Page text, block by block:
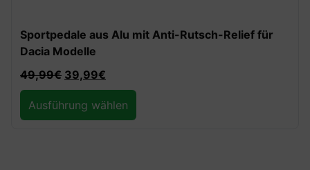
Sportpedale aus Alu mit Anti-Rutsch-Relief für
Dacia Modelle
49,99€ 39,99€
Ausführung wählen